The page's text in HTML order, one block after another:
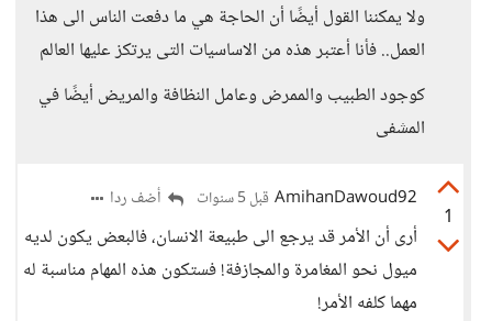
ولا يمكننا القول أيضًا أن الحاجة هي ما دفعت الناس الى هذا
العمل.. فأنا أعتبر هذه من الاساسيات التى يرتكز عليها العالم
كوجود الطبيب والممرض وعامل النظافة والمريض أيضًا في
المشفى
1
AmihanDawoud92 قبل 5 سنوات أضف ردا
أرى أن الأمر قد يرجع الى طبيعة الانسان، فالبعض يكون لديه
ميول نحو المغامرة والمجازفة! فستكون هذه المهام مناسبة له
مهما كلفه الأمر!